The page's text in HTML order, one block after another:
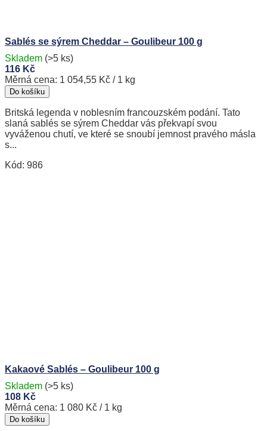
Sablés se sýrem Cheddar – Goulibeur 100 g
Skladem (>5 ks)
116 Kč
Měrná cena: 1 054,55 Kč / 1 kg
Do košíku
Britská legenda v noblesním francouzském podání. Tato
slaná sablés se sýrem Cheddar vás překvapí svou
vyváženou chutí, ve které se snoubí jemnost pravého másla
s...
Kód: 986
Kakaové Sablés – Goulibeur 100 g
Skladem (>5 ks)
108 Kč
Měrná cena: 1 080 Kč / 1 kg
Do košíku